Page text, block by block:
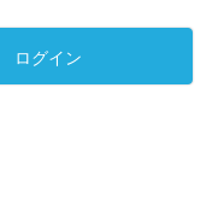
ログイン